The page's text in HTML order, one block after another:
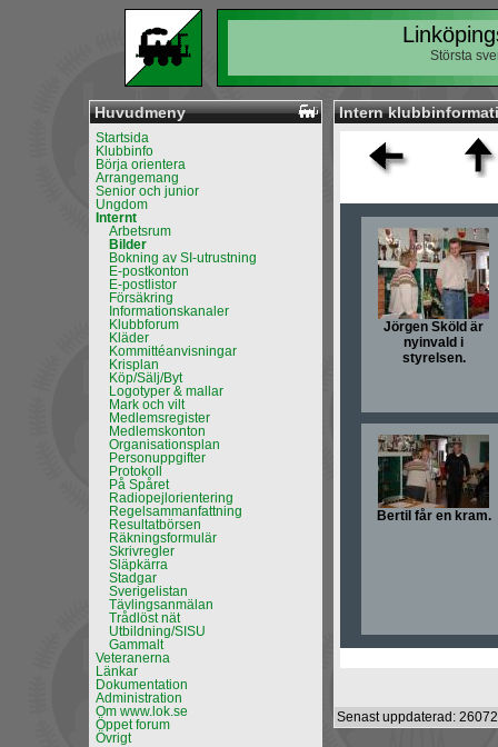
Största
Huvudmeny
Startsida
Klubbinfo
Börja orientera
Arrangemang
Senior och junior
Ungdom
Internt
Arbetsrum
Bilder
Bokning av SI-utrustning
E-postkonton
E-postlistor
Försäkring
Informationskanaler
Klubbforum
Kläder
Kommittéanvisningar
Krisplan
Köp/Sälj/Byt
Logotyper & mallar
Mark och vilt
Medlemsregister
Medlemskonton
Organisationsplan
Personuppgifter
Protokoll
På Spåret
Radiopejlorientering
Regelsammanfattning
Resultatbörsen
Räkningsformulär
Skrivregler
Släpkärra
Stadgar
Sverigelistan
Tävlingsanmälan
Trådlöst nät
Utbildning/SISU
Gammalt
Veteranerna
Länkar
Dokumentation
Administration
Om www.lok.se
Öppet forum
Övrigt
Intern
Jörgen Sköld är
nyinvald i
styrelsen.
Bertil får en kram.
Senast uppdaterad: